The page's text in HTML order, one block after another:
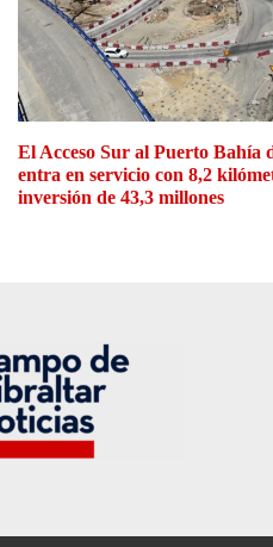
El Acceso Sur al Puerto Bahía
entra en servicio con 8,2
inversión de 43,3 millones